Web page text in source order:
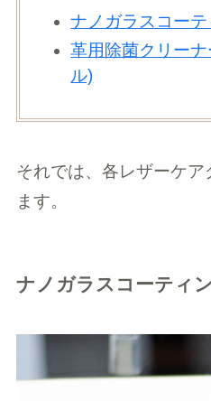
ナノガラスコー
革用除菌クリー
ル)
それでは、各レザーケア
ます。
ナノガラスコーティ